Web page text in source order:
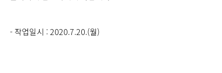
- 작업일시 : 2020.7.20.(월)